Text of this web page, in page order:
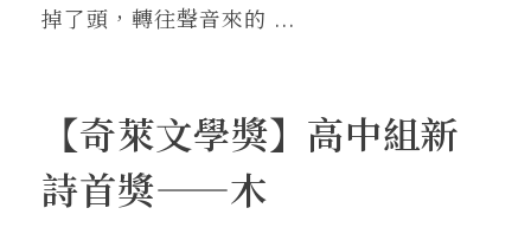
掉了頭，轉往聲音來的 ...
【奇萊文學獎】高中組新
詩首獎——木